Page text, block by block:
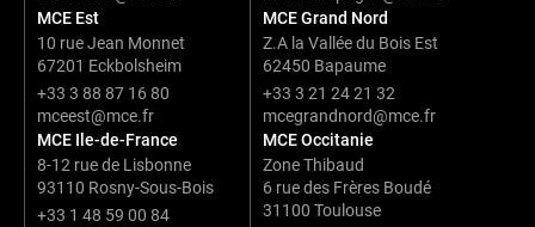
MCE Est
10 rue Jean Monnet
67201 Eckbolsheim
+33 3 88 87 16 80
mceest@mce.fr
MCE Grand Nord
Z.A la Vallée du Bois Est
62450 Bapaume
+33 3 21 24 21 32
mcegrandnord@mce.fr
MCE Ile-de-France
8-12 rue de Lisbonne
93110 Rosny-Sous-Bois
+33 1 48 59 00 84
MCE Occitanie
Zone Thibaud
6 rue des Frères Boudé
31100 Toulouse